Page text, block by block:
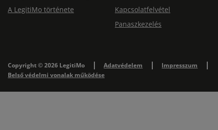
A LegitiMo története
Kapcsolatfelvétel
Panaszkezelés
Copyright © 2026 LegitiMo Adatvédelem
Impresszum
Belső védelmi vonalak működése